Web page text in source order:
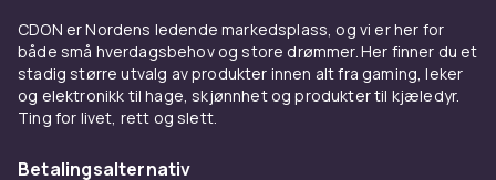
Hos CDON finner du PlayStation-produkter til
konkurransedyktige priser med rask levering
og enkel returrett.
CDON er Nordens ledende markedsplass, og vi er her for
både små hverdagsbehov og store drømmer. Her finner du et
stadig større utvalg av produkter innen alt fra gaming, leker
og elektronikk til hage, skjønnhet og produkter til kjæledyr.
Ting for livet, rett og slett.
Betalingsalternativ